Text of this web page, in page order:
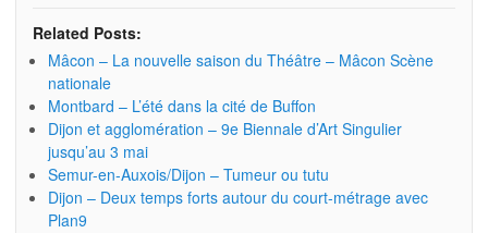
Related Posts:
Mâcon – La nouvelle saison du Théâtre – Mâcon Scène
nationale
Montbard – L’été dans la cité de Buffon
Dijon et agglomération – 9e Biennale d’Art Singulier
jusqu’au 3 mai
Semur-en-Auxois/Dijon – Tumeur ou tutu
Dijon – Deux temps forts autour du court-métrage avec
Plan9